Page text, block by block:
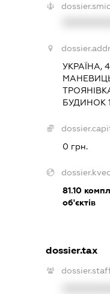
УКРАЇНА,
БУДИНОК 1
0 грн.
81.10
об'єктів
dossier.tax